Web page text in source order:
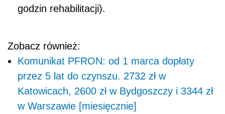
godzin rehabilitacji).
Zobacz również:
Komunikat PFRON: od 1 marca dopłaty
przez 5 lat do czynszu. 2732 zł w
Katowicach, 2600 zł w Bydgoszczy i 3344 zł
w Warszawie [miesięcznie]